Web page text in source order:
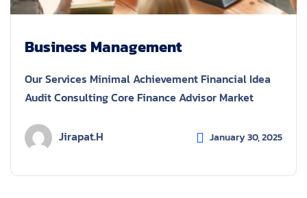
Business Management
Our Services Minimal Achievement Financial Idea
Audit Consulting Core Finance Advisor Market
Jirapat.h January 30, 2025